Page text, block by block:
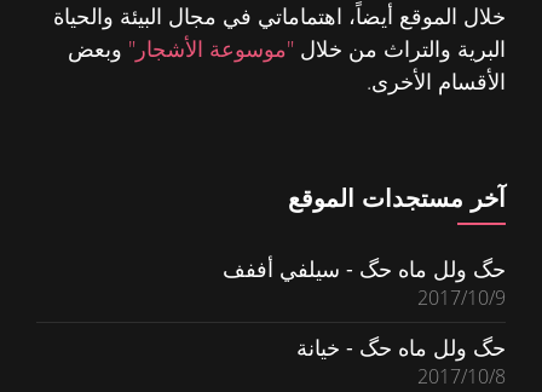
خلال الموقع أيضاً، اهتماماتي في مجال البيئة والحياة
البرية والتراث من خلال "موسوعة الأشجار" وبعض
الأقسام الأخرى.
آخر مستجدات الموقع
حگ ولل ماه حگ - سيلفي أففف
2017/10/9
حگ ولل ماه حگ - خيانة
2017/10/8